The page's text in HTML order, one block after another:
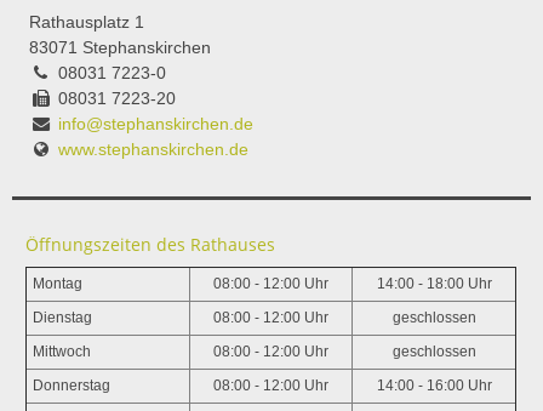
Rathausplatz 1
83071 Stephanskirchen
08031 7223-0
08031 7223-20
info@stephanskirchen.de
www.stephanskirchen.de
Öffnungszeiten des Rathauses
Montag 08:00 - 12:00 Uhr 14:00 - 18:00 Uhr
Dienstag 08:00 - 12:00 Uhr geschlossen
Mittwoch 08:00 - 12:00 Uhr geschlossen
Donnerstag 08:00 - 12:00 Uhr 14:00 - 16:00 Uhr